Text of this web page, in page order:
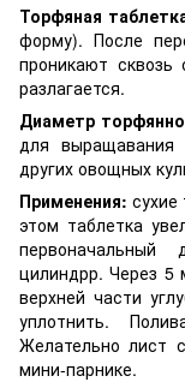
Торфяная
форму). После
проникают сквозь
разлагается.
Диаметр
для выращавания
других овощных
Применения: сухие
этом таблетка
цилиндрр. Через 5
верхней части
уплотнить.
Желательно лист
мини-парнике.